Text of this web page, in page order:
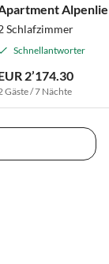
Schlafzimmer
Schnellantworter
2’174.30
Gäste / 7 Nächte